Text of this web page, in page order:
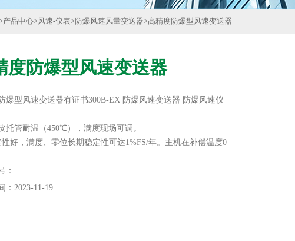
产品中心>风速-仪表>防爆风速风量变送器>高精度防爆型风速变送器
度防爆型风速变送器
爆型风速变送器有证书300B-EX 防爆风速变送器 防爆风速仪
托管耐温（450℃），满度现场可调。
性好，满度、零位长期稳定性可达1%FS/年。主机在补偿温度0
防爆型风速变送器
：
：2023-11-19